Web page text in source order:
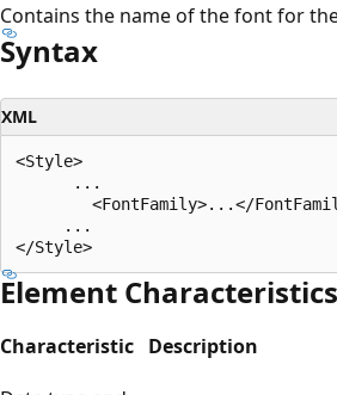
Contains the name of the font for
Syntax
XML
<Style>
      ...
<FontFamily>...</
     ...
Element Characteristics
Characteristic Description